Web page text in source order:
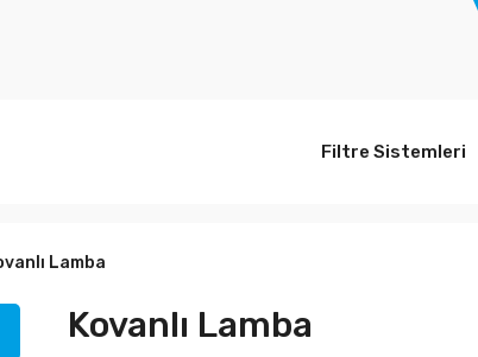
Filtre Sistemleri
Lamba
Kovanlı Lamba